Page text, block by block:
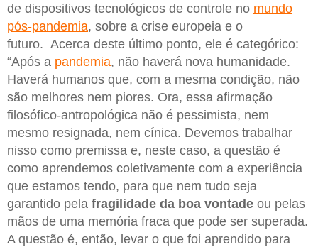
de dispositivos tecnológicos de controle no mundo
pós-pandemia, sobre a crise europeia e o
futuro. Acerca deste último ponto, ele é categórico:
“Após a pandemia, não haverá nova humanidade.
Haverá humanos que, com a mesma condição, não
são melhores nem piores. Ora, essa afirmação
filosófico-antropológica não é pessimista, nem
mesmo resignada, nem cínica. Devemos trabalhar
nisso como premissa e, neste caso, a questão é
como aprendemos coletivamente com a experiência
que estamos tendo, para que nem tudo seja
garantido pela fragilidade da boa vontade ou pelas
mãos de uma memória fraca que pode ser superada.
A questão é, então, levar o que foi aprendido para